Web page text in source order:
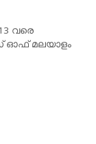
വരെ
ഓഫ് മലയാളം